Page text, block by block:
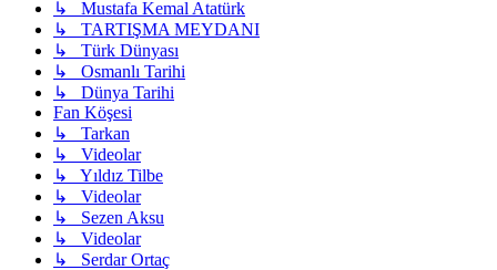
↳ Mustafa Kemal Atatürk
↳ TARTIŞMA MEYDANI
↳ Türk Dünyası
↳ Osmanlı Tarihi
↳ Dünya Tarihi
Fan Köşesi
↳ Tarkan
↳ Videolar
↳ Yıldız Tilbe
↳ Videolar
↳ Sezen Aksu
↳ Videolar
↳ Serdar Ortaç